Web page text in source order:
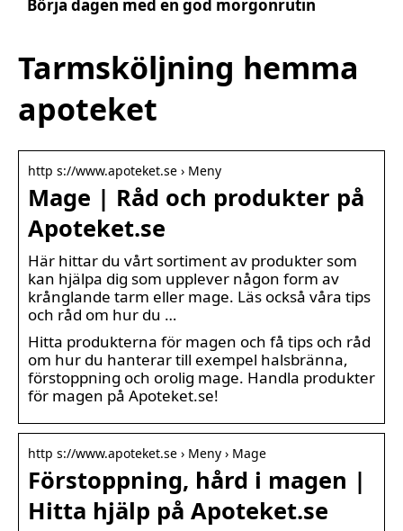
Börja dagen med en god morgonrutin
Tarmsköljning hemma
apoteket
http s://www.apoteket.se › Meny
Mage | Råd och produkter på
Apoteket.se
Här hittar du vårt sortiment av produkter som
kan hjälpa dig som upplever någon form av
krånglande tarm eller mage. Läs också våra tips
och råd om hur du …
Hitta produkterna för magen och få tips och råd
om hur du hanterar till exempel halsbränna,
förstoppning och orolig mage. Handla produkter
för magen på Apoteket.se!
http s://www.apoteket.se › Meny › Mage
Förstoppning, hård i magen |
Hitta hjälp på Apoteket.se